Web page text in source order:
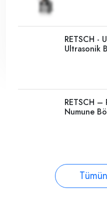
RETSCH -
Ultrasonik
Numune